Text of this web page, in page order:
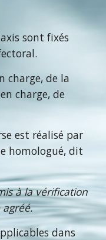
sont fixés
charge, de la
charge, de
est réalisé par
homologué, dit
à la vérification
dans